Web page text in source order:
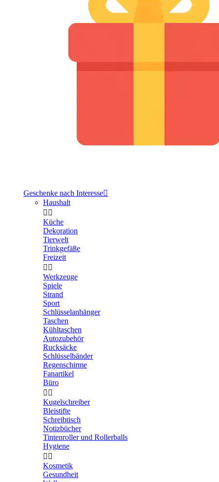
Geschenke nach Interesse
Haushalt
 
Küche
Dekoration
Tierwelt
Trinkgefäße
Freizeit
 
Werkzeuge
Spiele
Strand
Sport
Schlüsselanhänger
Taschen
Kühltaschen
Autozubehör
Rucksäcke
Schlüsselbänder
Regenschirme
Fanartikel
Büro
 
Kugelschreiber
Bleistifte
Schreibtisch
Notizbücher
Tintenroller und Rollerballs
Hygiene
 
Kosmetik
Gesundheit